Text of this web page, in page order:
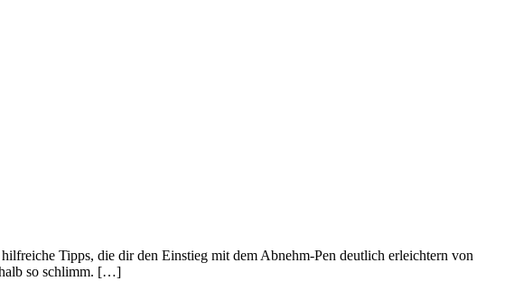
Tipps, die dir den Einstieg mit dem Abnehm-Pen deutlich erleichtern von
so schlimm. […]